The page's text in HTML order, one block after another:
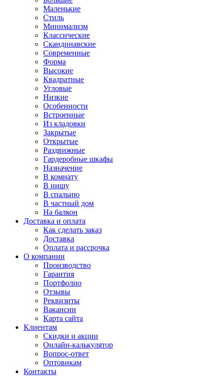
Маленькие
Стиль
Минимализм
Классические
Скандинавские
Современные
Форма
Высокие
Квадратные
Угловые
Низкие
Особенности
Встроенные
Из кладовки
Закрытые
Открытые
Раздвижные
Гардеробные шкафы
Назначение
В комнату
В нишу
В спальню
В частный дом
На балкон
Доставка и оплата
Как сделать заказ
Доставка
Оплата и рассрочка
О компании
Производство
Гарантия
Портфолио
Отзывы
Реквизиты
Вакансии
Карта сайта
Клиентам
Скидки и акции
Онлайн-калькулятор
Вопрос-ответ
Оптовикам
Контакты